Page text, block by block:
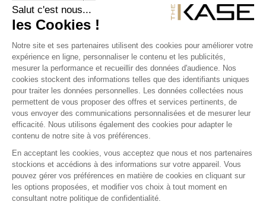
NOS PRODUITS
THE KASE